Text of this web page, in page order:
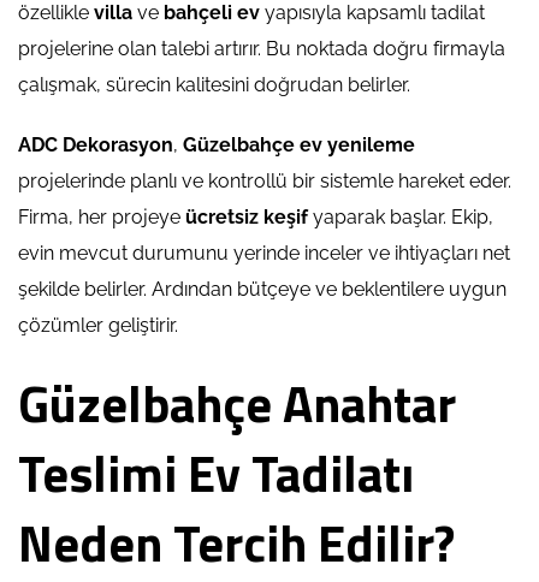
özellikle villa ve bahçeli ev yapısıyla kapsamlı tadilat
projelerine olan talebi artırır. Bu noktada doğru firmayla
çalışmak, sürecin kalitesini doğrudan belirler.
ADC Dekorasyon, Güzelbahçe ev yenileme
projelerinde planlı ve kontrollü bir sistemle hareket eder.
Firma, her projeye ücretsiz keşifyaparak başlar. Ekip,
evin mevcut durumunu yerinde inceler ve ihtiyaçları net
şekilde belirler. Ardından bütçeye ve beklentilere uygun
çözümler geliştirir.
Güzelbahçe Anahtar
Teslimi Ev Tadilatı
Neden Tercih Edilir?